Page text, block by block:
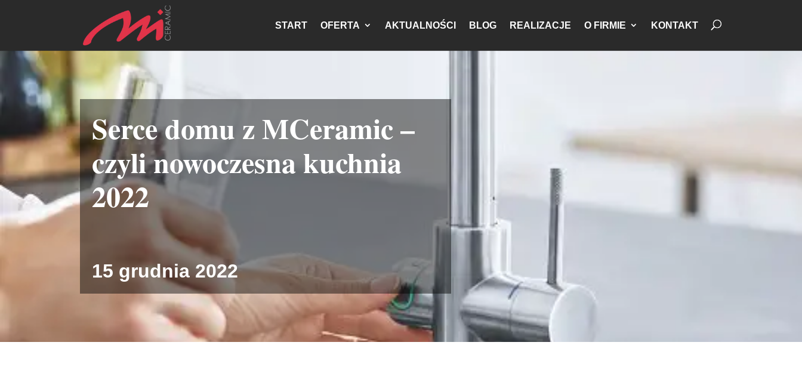
START OFERTA AKTUALNOŚCI BLOG REALIZACJE O FIRMIE KONTAKT
Serce domu z MCeramic –
czyli nowoczesna kuchnia
2022
15 grudnia 2022